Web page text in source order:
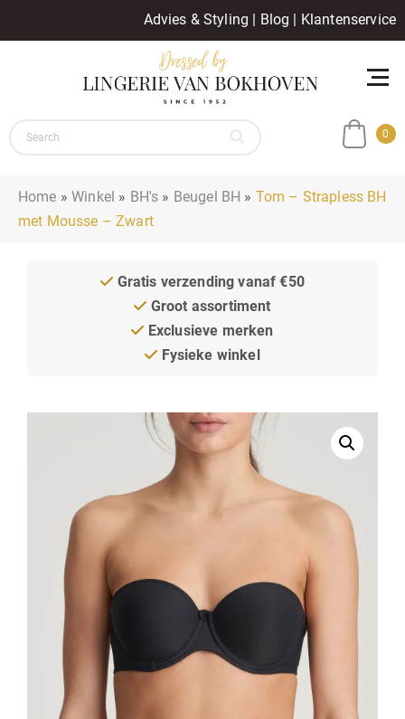
Advies & Styling | Blog | Klantenservice
0
Home »Winkel » BH's » Beugel BH » Tom – Strapless BH
met Mousse – Zwart
Gratis verzending vanaf €50
Groot assortiment
Exclusieve merken
Fysieke winkel